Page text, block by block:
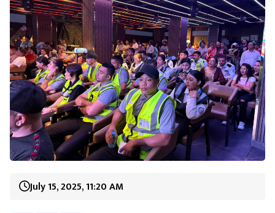
July 15, 2025, 11:20 AM